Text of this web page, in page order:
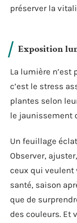
préserver la
Exposition
La lumière n’est
c’est le stress
plantes selon
le jaunissement
Un feuillage
Observer,
ceux qui veulent
santé, saison
que de
des couleurs. Et